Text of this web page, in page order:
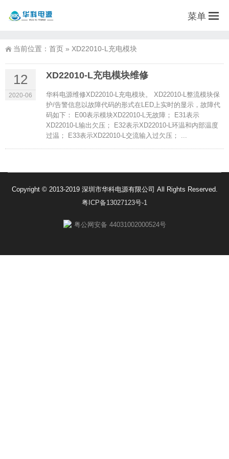
菜单
当前位置： 首页 » XD22010-L充电模块
12
2020-06
XD22010-L充电模块维修
华科电源维修XD22010-L充电模块。 XD22010-L整流模块保
护/告警信息以故障代码的形式在LED上实时的显示，故障代
码如下： E00表示模块XD22010-L无故障； E31表示
XD22010-L输出欠压； E32表示XD22010-L环温和内部温度
过温； E33表示XD22010-L交流输入过欠压； ...
Copyright © 2013-2019 深圳市华科电源有限公司 All Rights Reserved.
粤ICP备13027123号-1
粤公网安备 44031002000524号